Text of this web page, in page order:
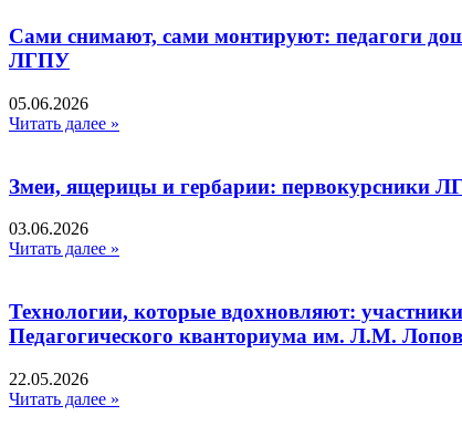
Сами снимают, сами монтируют: педагоги
ЛГПУ​
05.06.2026
Читать далее »
Змеи, ящерицы и гербарии: первокурсники
03.06.2026
Читать далее »
Технологии, которые вдохновляют:
Педагогического кванториума им. Л.М.
22.05.2026
Читать далее »